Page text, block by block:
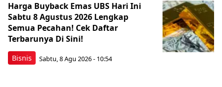
Bisnis
Harga Buyback Emas UBS Hari Ini
Sabtu 8 Agustus 2026 Lengkap
Semua Pecahan! Cek Daftar
Terbarunya Di Sini!
Sabtu, 8 Agu 2026 - 10:54